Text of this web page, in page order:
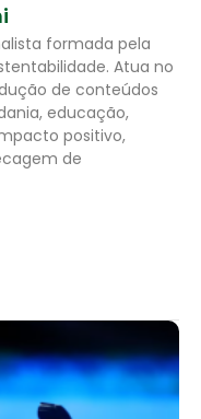
formada pela
Atua no
de conteúdos
educação,
positivo,
de